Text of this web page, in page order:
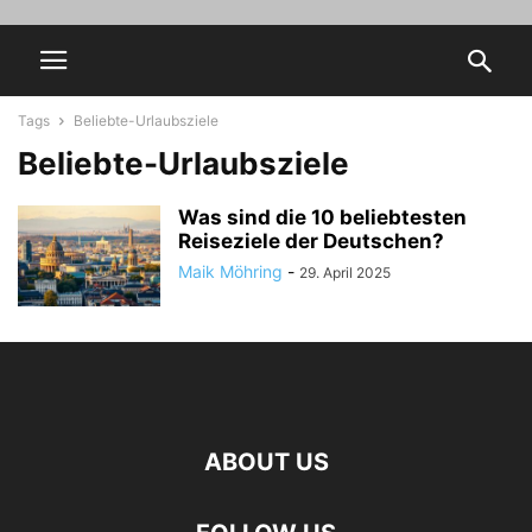
Tags Beliebte-Urlaubsziele
Beliebte-Urlaubsziele
Was sind die 10 beliebtesten
Reiseziele der Deutschen?
Maik Möhring - 29. April 2025
ABOUT US